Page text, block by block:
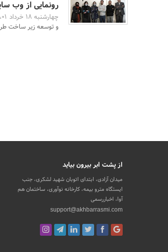
رونمایی از وب
چهارشنبه 18 خرداد 01، 11:12 -
و توسعه زیر ساخت
از پشت ابر بیرون بیاید
میدان آزادی، ابتدای اتوبان شهید لشکری، جنب
ایستگاه مترو بیمه، کارخانه نوآوری، ساختمان هم
آوا، اخباررسمی
support@akhbarrasmi.com